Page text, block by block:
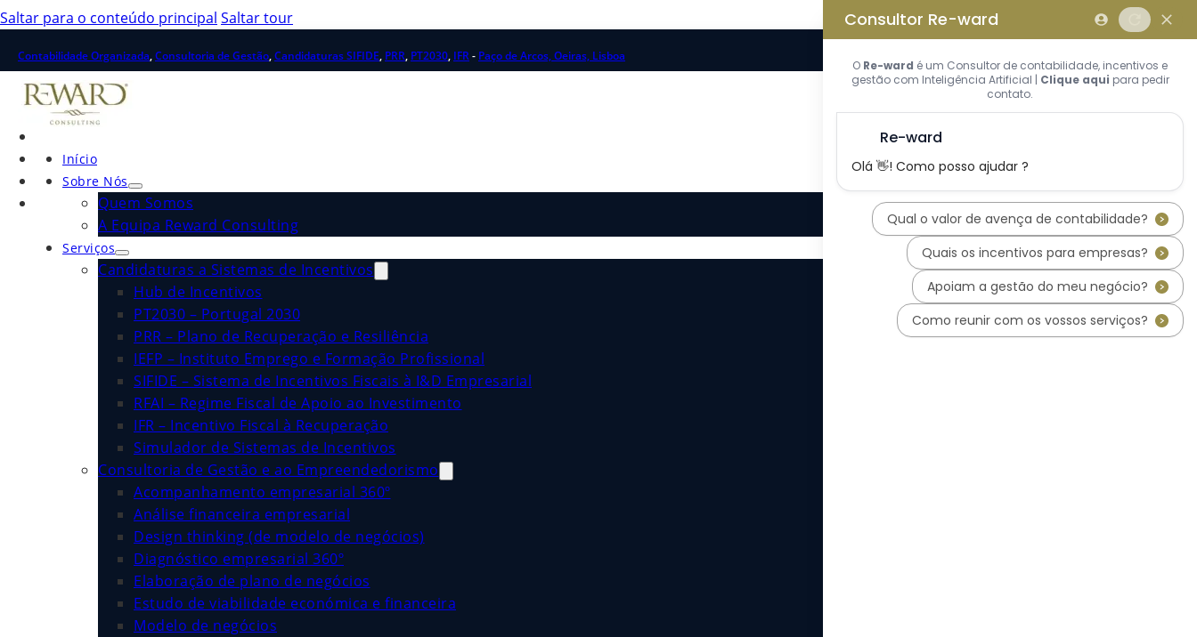
Saltar para o conteúdo principal Saltar tour
Contabilidade Organizada,Consultoria de Gestão,Candidaturas SIFIDE, PRR, PT2030, IFR- Paço de Arcos, Oeiras, Lisboa
Início
Sobre Nós
Quem Somos
A Equipa Reward Consulting
Serviços
Candidaturas a Sistemas de Incentivos
Hub de Incentivos
PT2030 – Portugal 2030
PRR – Plano de Recuperação e Resiliência
IEFP – Instituto Emprego e Formação Profissional
SIFIDE – Sistema de Incentivos Fiscais à I&D Empresarial
RFAI – Regime Fiscal de Apoio ao Investimento
IFR – Incentivo Fiscal à Recuperação
Simulador de Sistemas de Incentivos
Consultoria de Gestão e ao Empreendedorismo
Acompanhamento empresarial 360º
Análise financeira empresarial
Design thinking (de modelo de negócios)
Diagnóstico empresarial 360º
Elaboração de plano de negócios
Estudo de viabilidade económica e financeira
Modelo de negócios